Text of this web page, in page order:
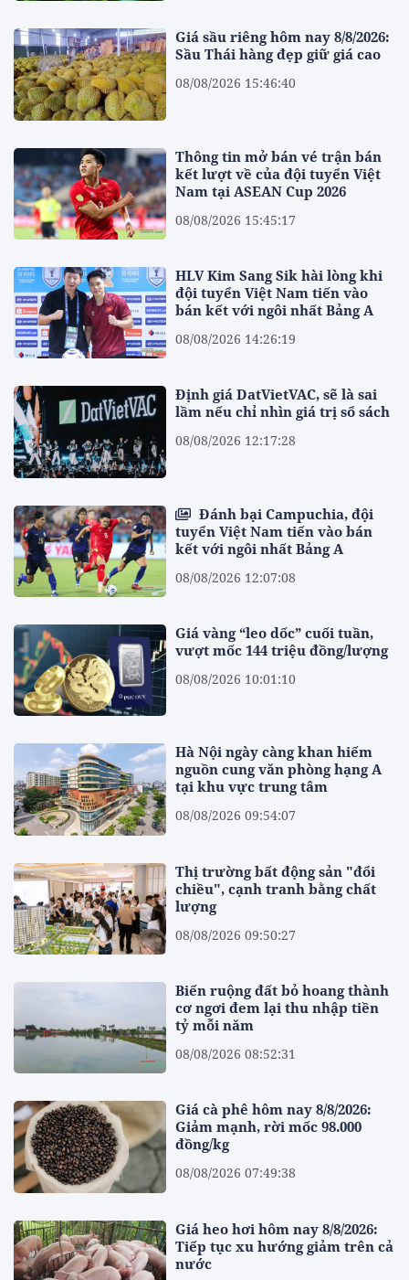
Giá sầu riêng hôm nay 8/8/2026:
Sầu Thái hàng đẹp giữ giá cao
08/08/2026 15:46:40
Thông tin mở bán vé trận bán
kết lượt về của đội tuyển Việt
Nam tại ASEAN Cup 2026
08/08/2026 15:45:17
HLV Kim Sang Sik hài lòng khi
đội tuyển Việt Nam tiến vào
bán kết với ngôi nhất Bảng A
08/08/2026 14:26:19
Định giá DatVietVAC, sẽ là sai
lầm nếu chỉ nhìn giá trị sổ sách
08/08/2026 12:17:28
Đánh bại Campuchia, đội
tuyển Việt Nam tiến vào bán
kết với ngôi nhất Bảng A
08/08/2026 12:07:08
Giá vàng “leo dốc” cuối tuần,
vượt mốc 144 triệu đồng/lượng
08/08/2026 10:01:10
Hà Nội ngày càng khan hiếm
nguồn cung văn phòng hạng A
tại khu vực trung tâm
08/08/2026 09:54:07
Thị trường bất động sản "đổi
chiều", cạnh tranh bằng chất
lượng
08/08/2026 09:50:27
Biến ruộng đất bỏ hoang thành
cơ ngơi đem lại thu nhập tiền
tỷ mỗi năm
08/08/2026 08:52:31
Giá cà phê hôm nay 8/8/2026:
Giảm mạnh, rời mốc 98.000
đồng/kg
08/08/2026 07:49:38
Giá heo hơi hôm nay 8/8/2026:
Tiếp tục xu hướng giảm trên cả
nước